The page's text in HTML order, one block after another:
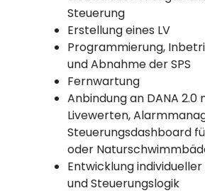
Steuerung
Erstellung eines LV
Programmierung,
und Abnahme der SPS
Fernwartung
Anbindung an DANA 2.0
Livewerten,
Steuerungsdashboard
oder
Entwicklung
und Steuerungslogik